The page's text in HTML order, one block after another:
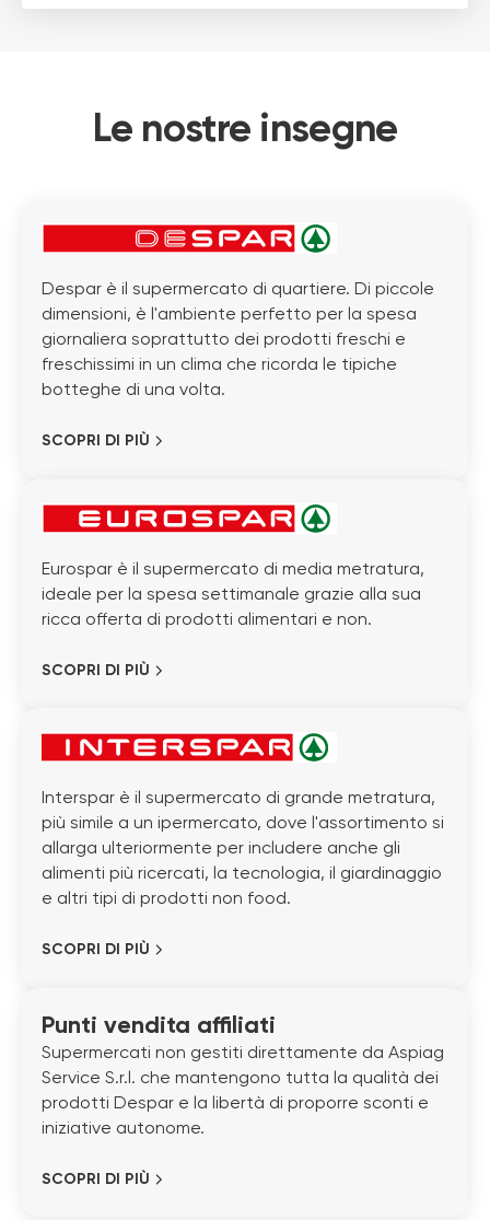
Le nostre insegne
Despar è il supermercato di quartiere. Di piccole
dimensioni, è l'ambiente perfetto per la spesa
giornaliera soprattutto dei prodotti freschi e
freschissimi in un clima che ricorda le tipiche
botteghe di una volta.
SCOPRI DI PIÙ
Eurospar è il supermercato di media metratura,
ideale per la spesa settimanale grazie alla sua
ricca offerta di prodotti alimentari e non.
SCOPRI DI PIÙ
Interspar è il supermercato di grande metratura,
più simile a un ipermercato, dove l'assortimento si
allarga ulteriormente per includere anche gli
alimenti più ricercati, la tecnologia, il giardinaggio
e altri tipi di prodotti non food.
SCOPRI DI PIÙ
Punti vendita affiliati
Supermercati non gestiti direttamente da Aspiag
Service S.r.l. che mantengono tutta la qualità dei
prodotti Despar e la libertà di proporre sconti e
iniziative autonome.
SCOPRI DI PIÙ